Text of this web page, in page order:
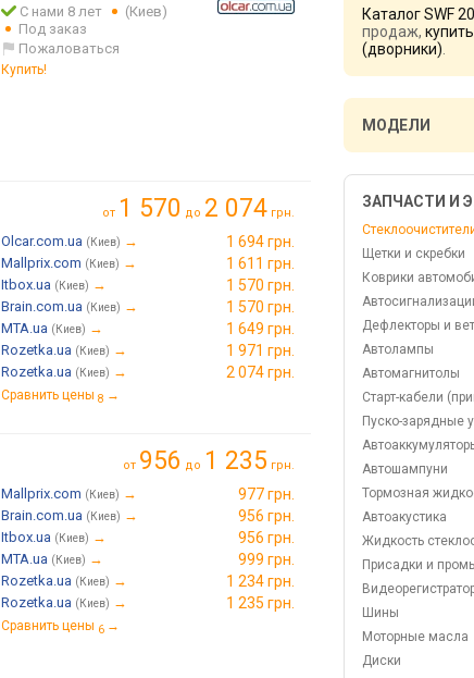
С нами 8 лет
(Киев)
Под заказ
Пожаловаться
Купить!
от 1 570 до 2 074 грн.
Olcar.com.ua (Киев) → 1 694 грн.
Mallprix.com (Киев) → 1 611 грн.
Itbox.ua (Киев) → 1 570 грн.
Brain.com.ua (Киев) → 1 570 грн.
MTA.ua (Киев) → 1 649 грн.
Rozetka.ua (Киев) → 1 971 грн.
Rozetka.ua (Киев) → 2 074 грн.
Сравнить цены 8 →
от 956 до 1 235 грн.
Mallprix.com (Киев) → 977 грн.
Brain.com.ua (Киев) → 956 грн.
Itbox.ua (Киев) → 956 грн.
MTA.ua (Киев) → 999 грн.
Rozetka.ua (Киев) → 1 234 грн.
Rozetka.ua (Киев) → 1 235 грн.
Сравнить цены 6 →
Каталог SWF
продаж,
(дворники)
МОДЕЛИ
ЗАПЧАСТИ И
Щетки и скребки
Коврики
Дефлекторы и
Автолампы
Автомагнитолы
Старт-кабели
Пуско-зарядные
Автошампуни
Тормозная
Автоакустика
Жидкость
Присадки и
Шины
Моторные масла
Диски